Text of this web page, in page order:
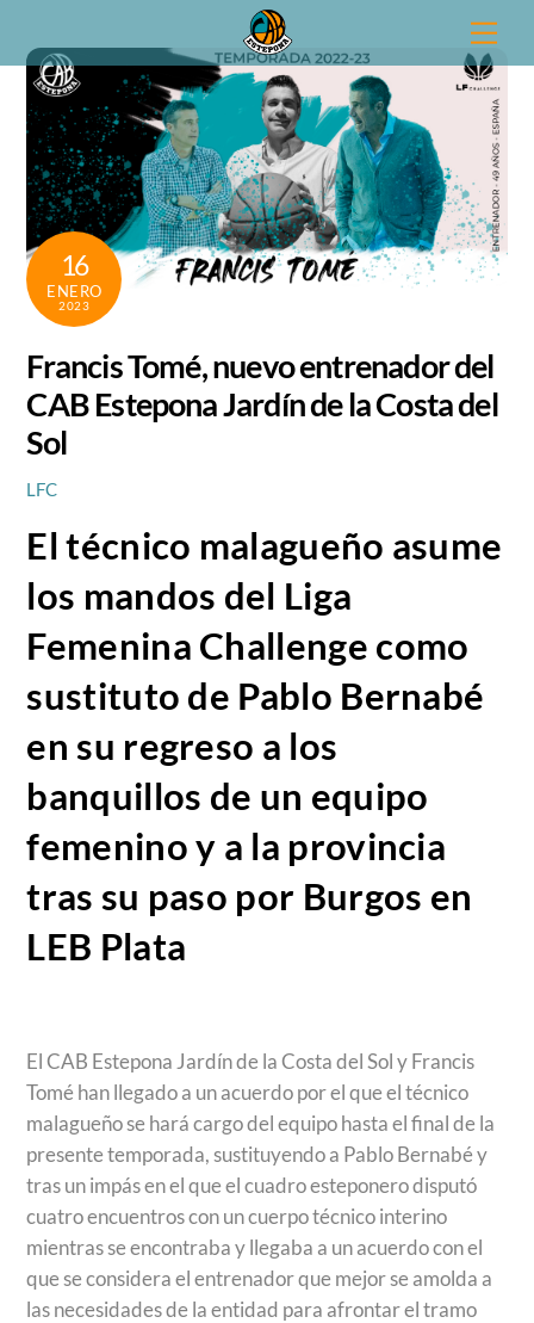
content
16
ENERO
2023
Francis Tomé, nuevo entrenador del
CAB Estepona Jardín de la Costa del
Sol
LFC
El técnico malagueño asume
los mandos del Liga
Femenina Challenge como
sustituto de Pablo Bernabé
en su regreso a los
banquillos de un equipo
femenino y a la provincia
tras su paso por Burgos en
LEB Plata
El CAB Estepona Jardín de la Costa del Sol y Francis
Tomé han llegado a un acuerdo por el que el técnico
malagueño se hará cargo del equipo hasta el final de la
presente temporada, sustituyendo a Pablo Bernabé y
tras un impás en el que el cuadro esteponero disputó
cuatro encuentros con un cuerpo técnico interino
mientras se encontraba y llegaba a un acuerdo con el
que se considera el entrenador que mejor se amolda a
las necesidades de la entidad para afrontar el tramo